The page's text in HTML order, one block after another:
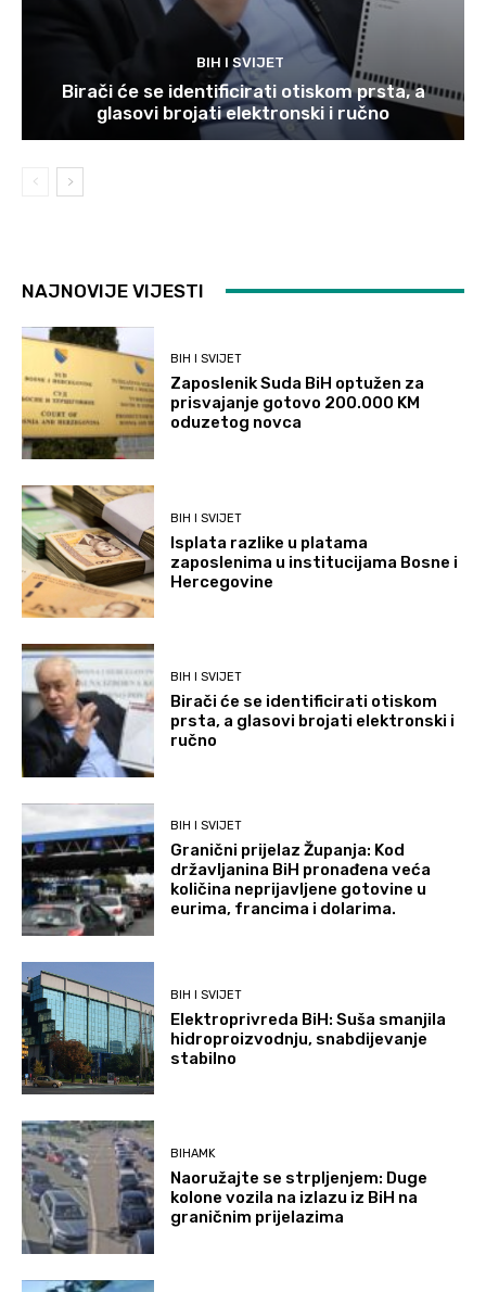
BIH I SVIJET
Birači će se identificirati otiskom prsta, a
glasovi brojati elektronski i ručno
NAJNOVIJE VIJESTI
BIH I SVIJET
Zaposlenik Suda BiH optužen za
prisvajanje gotovo 200.000 KM
oduzetog novca
BIH I SVIJET
Isplata razlike u platama
zaposlenima u institucijama Bosne i
Hercegovine
BIH I SVIJET
Birači će se identificirati otiskom
prsta, a glasovi brojati elektronski i
ručno
BIH I SVIJET
Granični prijelaz Županja: Kod
državljanina BiH pronađena veća
količina neprijavljene gotovine u
eurima, francima i dolarima.
BIH I SVIJET
Elektroprivreda BiH: Suša smanjila
hidroproizvodnju, snabdijevanje
stabilno
BIHAMK
Naoružajte se strpljenjem: Duge
kolone vozila na izlazu iz BiH na
graničnim prijelazima